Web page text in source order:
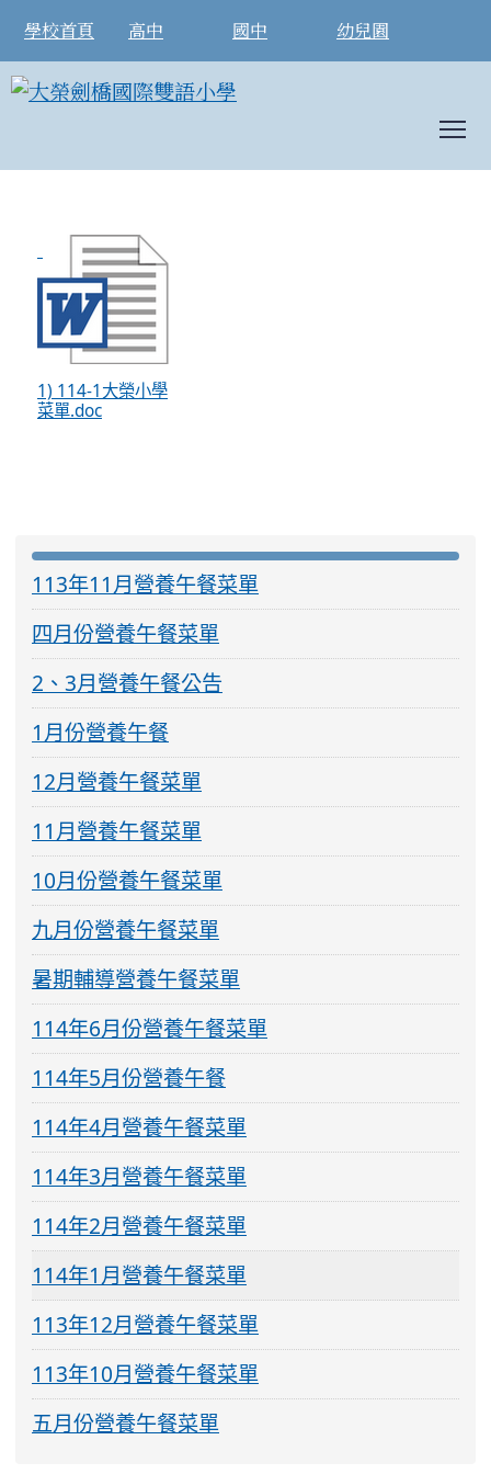
學校首頁 高中 國中 幼兒園
1) 114-1大榮小學
菜單.doc
113年11月營養午餐菜單
四月份營養午餐菜單
2、3月營養午餐公告
1月份營養午餐
12月營養午餐菜單
11月營養午餐菜單
10月份營養午餐菜單
九月份營養午餐菜單
暑期輔導營養午餐菜單
114年6月份營養午餐菜單
114年5月份營養午餐
114年4月營養午餐菜單
114年3月營養午餐菜單
114年2月營養午餐菜單
114年1月營養午餐菜單
113年12月營養午餐菜單
113年10月營養午餐菜單
五月份營養午餐菜單